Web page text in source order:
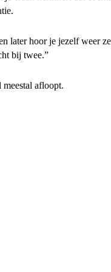
later hoor je jezelf weer
bij twee.”
meestal afloopt.